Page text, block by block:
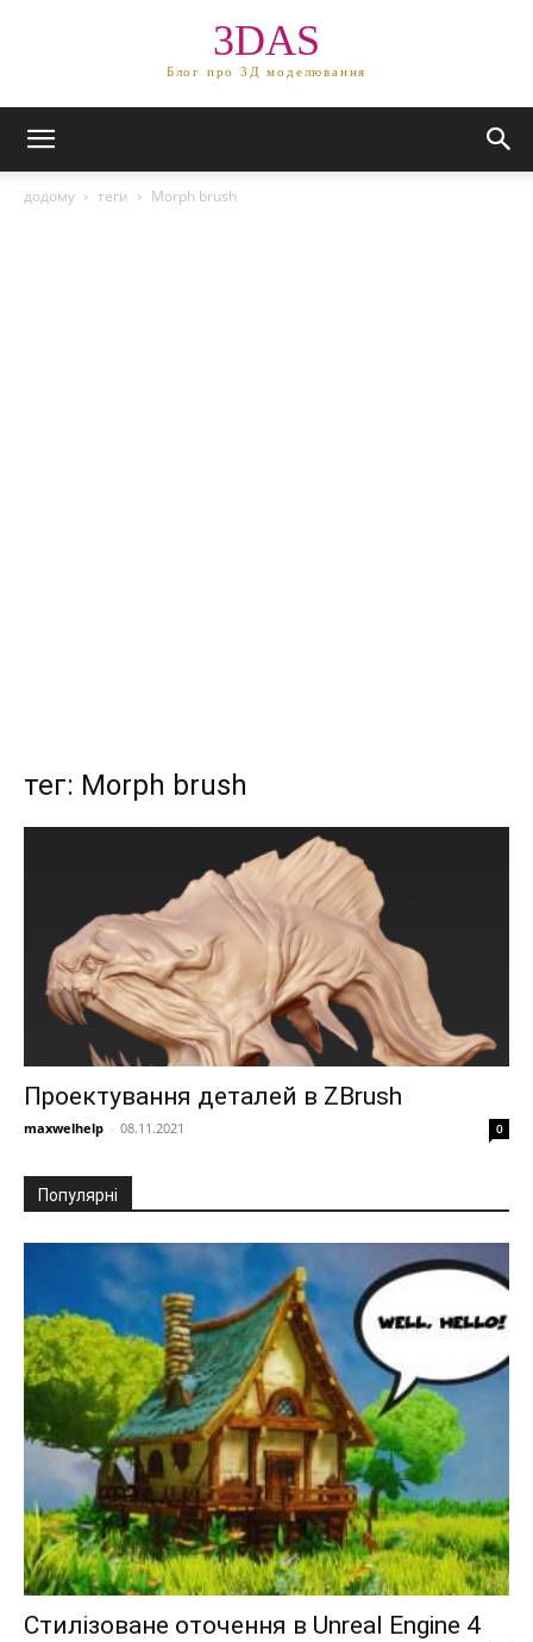
3DAS
Блог про 3Д моделювання
додому теги Morph brush
тег: Morph brush
Проектування деталей в ZBrush
maxwelhelp - 08.11.2021 0
Популярні
Стилізоване оточення в Unreal Engine 4